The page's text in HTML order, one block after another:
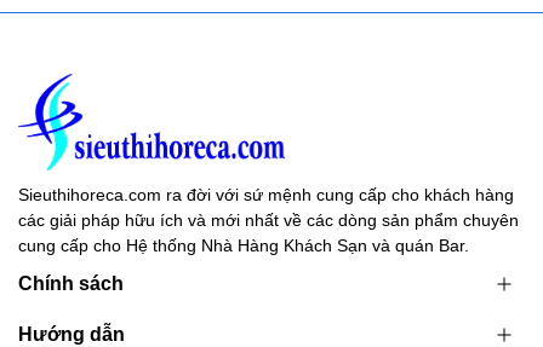
Sieuthihoreca.com ra đời với sứ mệnh cung cấp cho khách hàng
các giải pháp hữu ích và mới nhất về các dòng sản phẩm chuyên
cung cấp cho Hệ thống Nhà Hàng Khách Sạn và quán Bar.
Chính sách
Hướng dẫn